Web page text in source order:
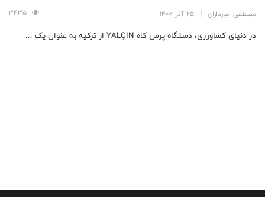
مصطفی انبارداران 25 آذر 1402
در دنیای کشاورزی، دستگاه پرس کاه YALÇIN از ترکیه به عنوان یک ...